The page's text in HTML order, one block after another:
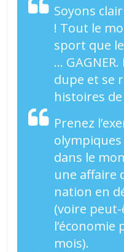
Soyons
! Tout le
sport que
…
dupe et se
histoires
Prenez
dans le
une affaire
nation en
(voire
mois).